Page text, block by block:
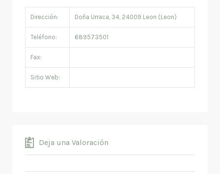
Dirección: Doña Urraca, 34, 24009 Leon (Leon)
Teléfono: 689573501
Fax:
Sitio Web:
Deja una Valoración